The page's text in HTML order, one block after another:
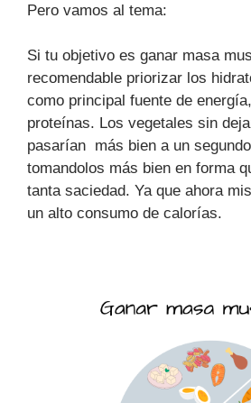
Pero vamos al tema:
Si tu objetivo es ganar masa
recomendable priorizar los
como principal fuente de
proteínas. Los vegetales sin
pasarían más bien a un
tomandolos más bien en forma
tanta saciedad. Ya que ahora
un alto consumo de calorías.